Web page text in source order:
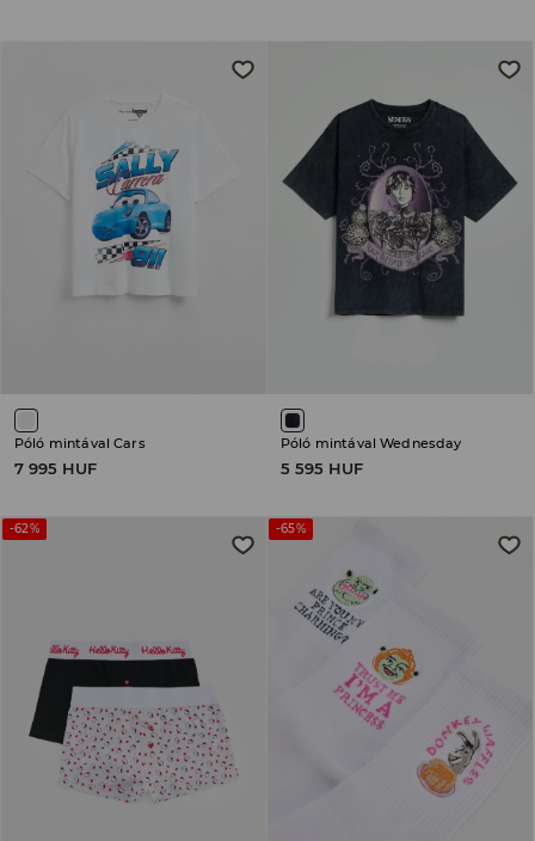
Póló mintával Cars
7 995 HUF
Póló mintával Wednesday
5 595 HUF
-62% -65%